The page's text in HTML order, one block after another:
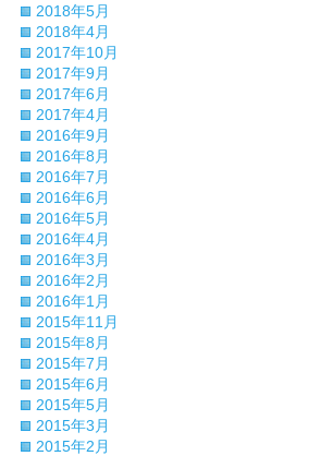
2018年5月
2018年4月
2017年10月
2017年9月
2017年6月
2017年4月
2016年9月
2016年8月
2016年7月
2016年6月
2016年5月
2016年4月
2016年3月
2016年2月
2016年1月
2015年11月
2015年8月
2015年7月
2015年6月
2015年5月
2015年3月
2015年2月